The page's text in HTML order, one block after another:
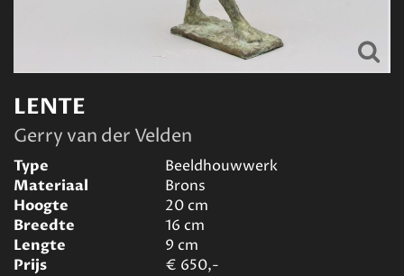
LENTE
Gerry van der Velden
Type
Beeldhouwwerk
Materiaal
Brons
Hoogte
20cm
Breedte
16 cm
Lengte
9 cm
Prijs
€ 650,-